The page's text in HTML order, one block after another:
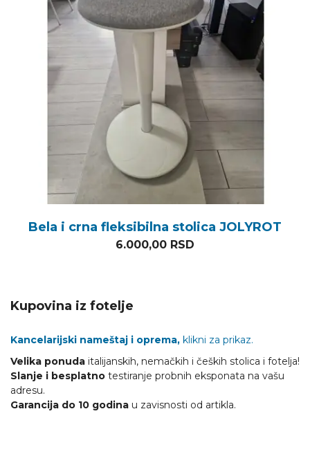
Bela i crna fleksibilna stolica JOLYROT
6.000,00 RSD
Kupovina iz fotelje
Kancelarijski nameštaj i oprema, klikni za prikaz.
Velika ponuda italijanskih, nemačkih i čeških stolica i fotelja!
Slanje i besplatno testiranje probnih eksponata na vašu
adresu.
Garancija do 10 godina u zavisnosti od artikla.